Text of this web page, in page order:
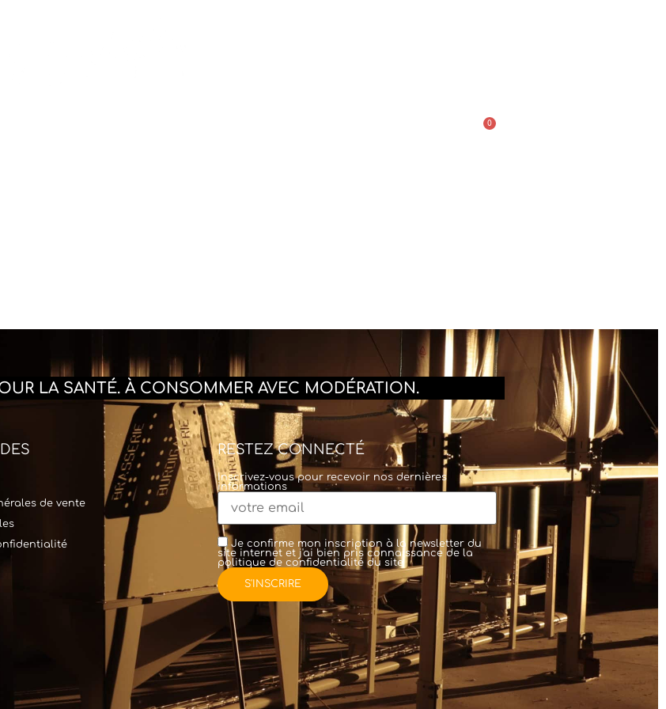
0
LA SANTÉ. À CONSOMMER AVEC MODÉRATION.
de vente
RESTEZ CONNECTÉ
Inscrivez-vous pour recevoir nos dernières
informations
Je confirme mon inscription à la newsletter du
site internet et j'ai bien pris connaissance de la
politique de confidentialitédu site